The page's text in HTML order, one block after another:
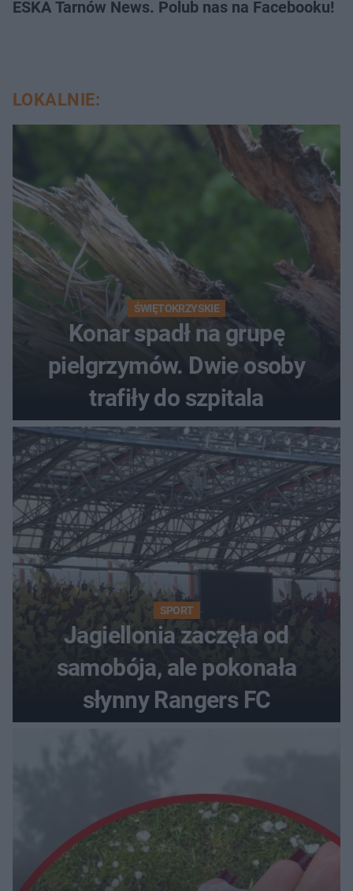
ESKA Tarnów News. Polub nas na Facebooku!
LOKALNIE:
ŚWIĘTOKRZYSKIE
Konar spadł na grupę
pielgrzymów. Dwie osoby
trafiły do szpitala
SPORT
Jagiellonia zaczęła od
samobója, ale pokonała
słynny Rangers FC